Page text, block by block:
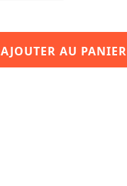
AJOUTER AU PANIER